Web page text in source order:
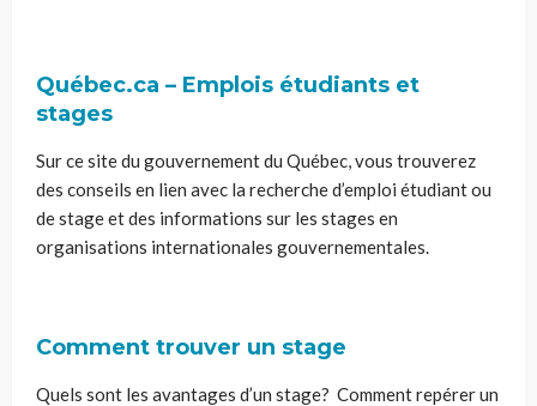
Québec.ca – Emplois étudiants et
stages
Sur ce site du gouvernement du Québec, vous trouverez
des conseils en lien avec la recherche d’emploi étudiant ou
de stage et des informations sur les stages en
organisations internationales gouvernementales.
Comment trouver un stage
Quels sont les avantages d’un stage? Comment repérer un